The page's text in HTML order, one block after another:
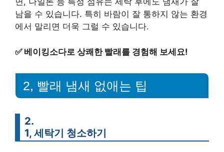
남을 수 있습니다. 특히 바람이 잘 통하지 않는 환경
에서 말리면 더욱 그럴 수 있습니다.
✅ 베이킹소다로 상쾌한 빨래를 경험해 보세요!
2, 빨래 냄새 없애는 팁
2.
1, 세탁기 청소하기